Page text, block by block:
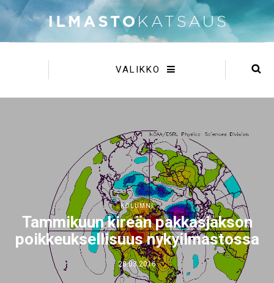
VALIKKO
KOLUMNI
Tammikuun kireän pakkasjakson
poikkeuksellisuus nykyilmastossa
28.03.2016